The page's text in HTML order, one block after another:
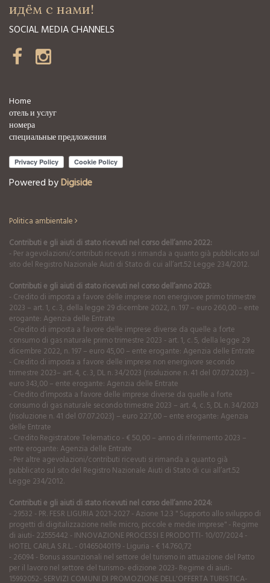
идём с нами!
SOCIAL MEDIA CHANNELS
Home
отель и услуг
номера
специальные предложения
Powered byDigiside
Politica ambientale
Contributi e gli aiuti di stato ricevuti nel corso dell’anno 2022:
- Per agevolazioni/contributi ricevuti si rimanda a quanto già pubblicato sul
sito del Registro Nazionale Aiuti di Stato di cui all’art.52 Legge 234/2012.
Contributi e gli aiuti di stato ricevuti nel corso dell’anno 2023:
- Credito di imposta a favore delle imprese non energivore primo trimestre
2023 – art. 1, c. 3, della legge 29 dicembre 2022, n. 197 – euro 260,00 – ente
erogante: Agenzia delle Entrate
- Credito di imposta a favore delle imprese diverse da quelle a forte
consumo di gas naturale primo trimestre 2023 - art. 1, c. 5, della legge 29
dicembre 2022, n. 197 – euro 45,00 – ente erogante: Agenzia delle Entrate
- Credito di imposta a favore delle imprese non energivore secondo
trimestre 2023– art. 4, c. 3, DL n. 34/2023 (risoluzione n. 41 del 07.07.2023) –
euro 343,00 – ente erogante: Agenzia delle Entrate
- Credito d’imposta a favore delle imprese diverse da quelle a forte
consumo di gas naturale secondo trimestre 2023 – art. 4, c. 5, DL n. 34/2023
(risoluzione n. 41 del 07.07.2023) – euro 227,00 – ente erogante: Agenzia
delle Entrate
- Credito Registratore Telematico - € 50,00 – anno di riferimento 2023 –
ente erogante: Agenzia delle Entrate
- Per altre agevolazioni/contributi ricevuti si rimanda a quanto già
pubblicato sul sito del Registro Nazionale Aiuti di Stato di cui all’art.52
Legge 234/2012.
Contributi e gli aiuti di stato ricevuti nel corso dell’anno 2024:
- 29532 - PR. FESR LIGURIA 2021-2027 - Azione 1.2.3 " Supporto allo sviluppo di
progetti di digitalizzazione nelle micro, piccole e medie imprese" - Regime
di aiuti- 22555442 - INNOVAZIONE PROCESSI E PRODOTTI- 10/07/2024 -
HOTEL CARLA S.R.L. - 01465040119 - Liguria - € 14.760,72
- 26094 - Bonus assunzionali nel settore del turismo in attuazione del Patto
per il lavoro nel settore del turismo- edizione 2023- Regime di aiuti-
15992052- SERVIZI COMUNI DI PROMOZIONE DELL'OFFERTA TURISTICA-